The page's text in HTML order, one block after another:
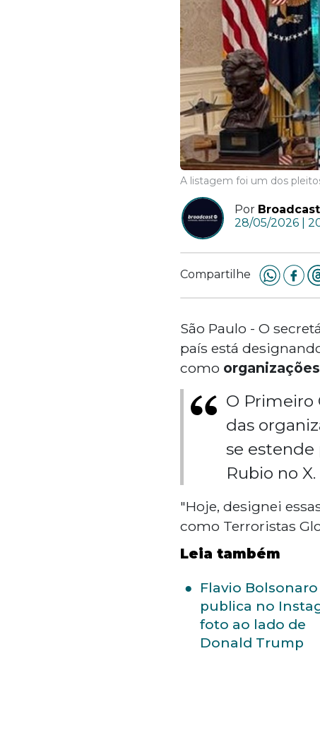
A listagem foi um dos
Por Broadcast
28/05/2026 |
Compartilhe
São Paulo - O
país está
como
O Primeiro
das
se estende
Rubio no X.
"Hoje, designei
como Terroristas
Leia também
Flavio Bolsonaro
publica no
foto ao lado de
Donald Trump